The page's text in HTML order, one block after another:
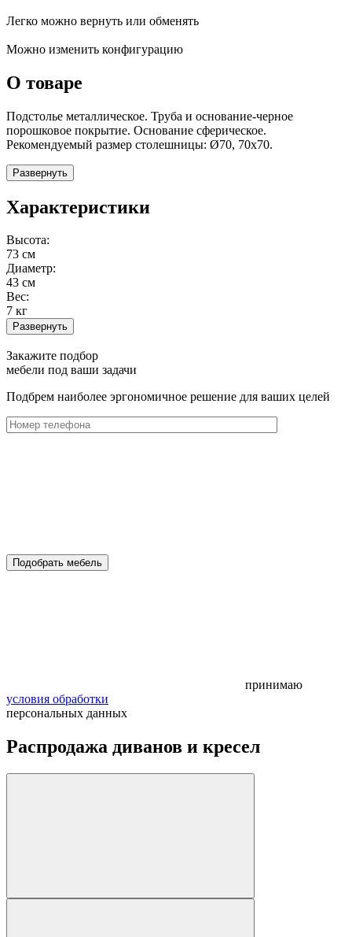
Легко можно вернуть или обменять
Можно изменить конфигурацию
О товаре
Подстолье металлическое. Труба и основание-черное
порошковое покрытие. Основание сферическое.
Рекомендуемый размер столешницы: Ø70, 70х70.
Развернуть
Характеристики
Высота:
73 см
Диаметр:
43 см
Вес:
7 кг
Развернуть
Закажите подбор
мебели под ваши задачи
Подбрем наиболее эргономичное решение для ваших целей
Подобрать мебель
принимаю
условия обработки
персональных данных
Распродажа диванов и кресел